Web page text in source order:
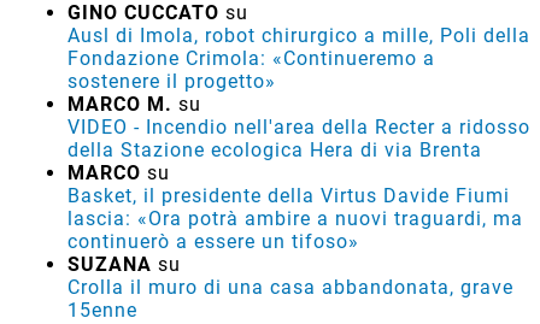
GINO CUCCATO su
Ausl di Imola, robot chirurgico a mille, Poli della
Fondazione Crimola: «Continueremo a
sostenere il progetto»
MARCO M. su
VIDEO - Incendio nell'area della Recter a ridosso
della Stazione ecologica Hera di via Brenta
MARCO su
Basket, il presidente della Virtus Davide Fiumi
lascia: «Ora potrà ambire a nuovi traguardi, ma
continuerò a essere un tifoso»
SUZANA su
Crolla il muro di una casa abbandonata, grave
15enne